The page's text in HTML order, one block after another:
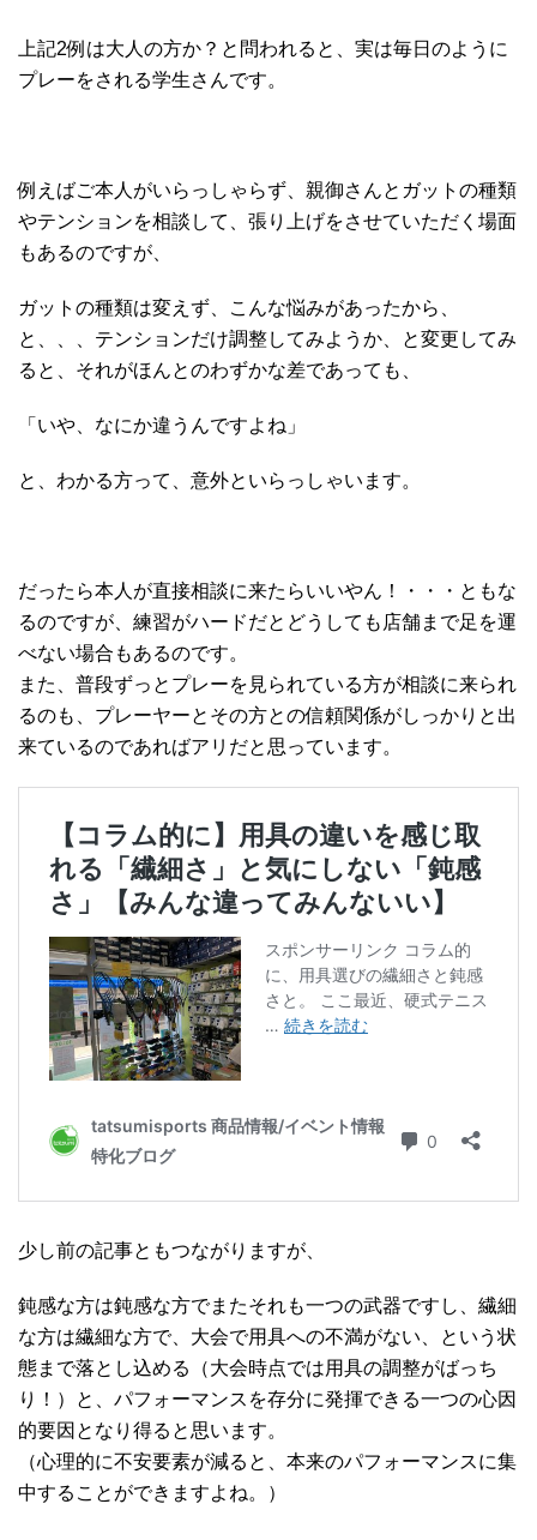
上記2例は大人の方か？と問われると、実は毎日のように
プレーをされる学生さんです。
例えばご本人がいらっしゃらず、親御さんとガットの種類
やテンションを相談して、張り上げをさせていただく場面
もあるのですが、
ガットの種類は変えず、こんな悩みがあったから、
と、、、テンションだけ調整してみようか、と変更してみ
ると、それがほんとのわずかな差であっても、
「いや、なにか違うんですよね」
と、わかる方って、意外といらっしゃいます。
だったら本人が直接相談に来たらいいやん！・・・ともな
るのですが、練習がハードだとどうしても店舗まで足を運
べない場合もあるのです。
また、普段ずっとプレーを見られている方が相談に来られ
るのも、プレーヤーとその方との信頼関係がしっかりと出
来ているのであればアリだと思っています。
少し前の記事ともつながりますが、
鈍感な方は鈍感な方でまたそれも一つの武器ですし、繊細
な方は繊細な方で、大会で用具への不満がない、という状
態まで落とし込める（大会時点では用具の調整がばっち
り！）と、パフォーマンスを存分に発揮できる一つの心因
的要因となり得ると思います。
（心理的に不安要素が減ると、本来のパフォーマンスに集
中することができますよね。）